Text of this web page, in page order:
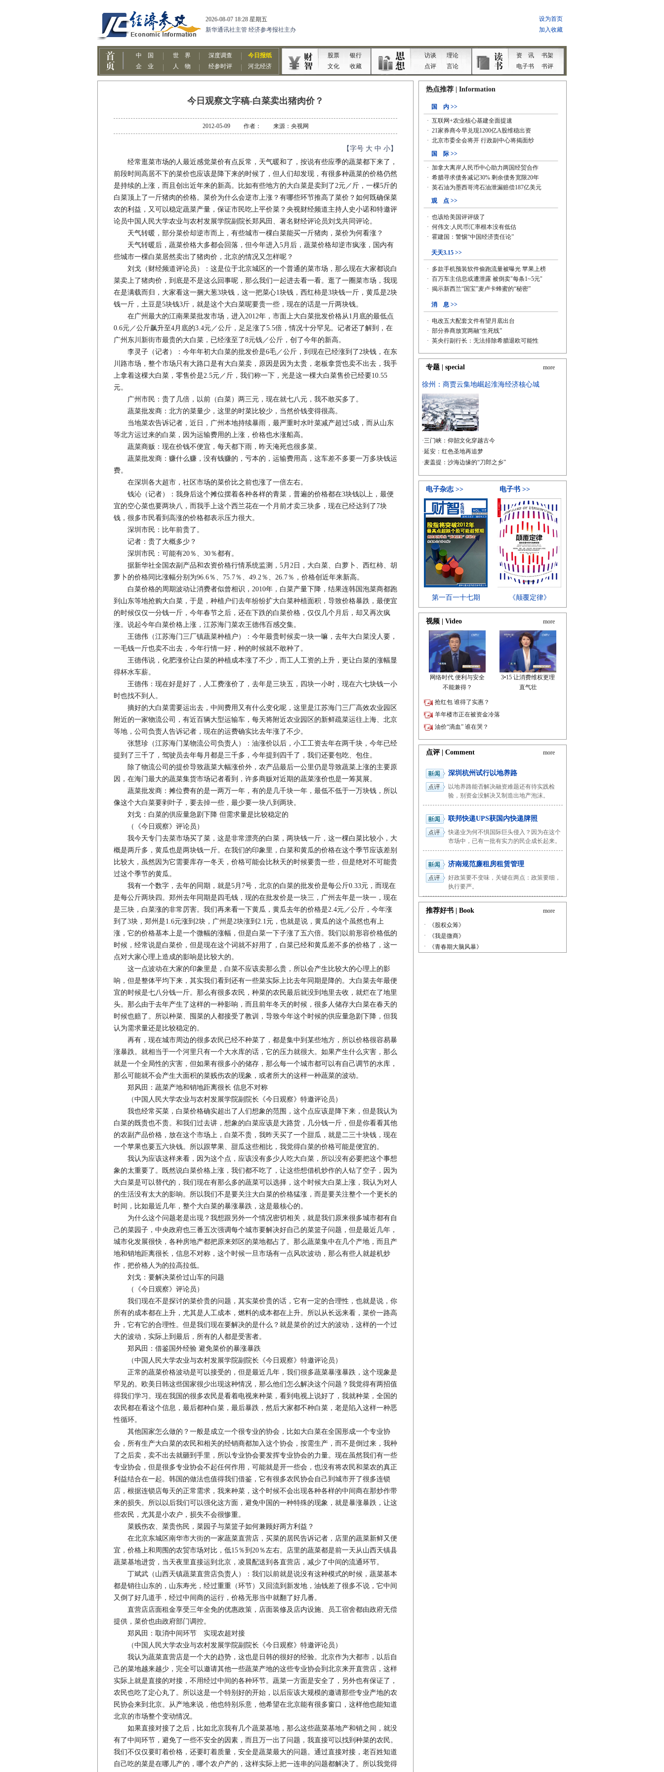
今日观察文字稿-白菜卖出猪肉价？
2012-05-09 作者： 来源：央视网
【字号 大 中 小】
经常逛菜市场的人最近感觉菜价有点反常，天气暖和了，按说有些应季的蔬菜都下来了，
前段时间高居不下的菜价也应该是降下来的时候了，但人们却发现，有很多种蔬菜的价格仍然
是持续的上涨，而且创出近年来的新高。比如有些地方的大白菜是卖到了2元／斤，一棵5斤的
白菜顶上了一斤猪肉的价格。菜价为什么会逆市上涨？有哪些环节推高了菜价？如何既确保菜
农的利益，又可以稳定蔬菜产量，保证市民吃上平价菜？央视财经频道主持人史小诺和特邀评
论员中国人民大学农业与农村发展学院副院长郑风田、著名财经评论员刘戈共同评论。
天气转暖，部分菜价却逆市而上，有些城市一棵白菜能买一斤猪肉，菜价为何看涨？
天气转暖后，蔬菜价格大多都会回落，但今年进入5月后，蔬菜价格却逆市疯涨，国内有
些城市一棵白菜居然卖出了猪肉价，北京的情况又怎样呢？
刘戈（财经频道评论员）：这是位于北京城区的一个普通的菜市场，那么现在大家都说白
菜卖上了猪肉价，到底是不是这么回事呢，那么我们一起进去看一看。逛了一圈菜市场，我现
在是满载而归，大家看这一捆大葱3块钱，这一把菜心1块钱，西红柿是3块钱一斤，黄瓜是2块
钱一斤，土豆是5块钱3斤，就是这个大白菜呢要贵一些，现在的话是一斤两块钱。
在广州最大的江南果菜批发市场，进入2012年，市面上大白菜批发价格从1月底的最低点
0.6元／公斤飙升至4月底的3.4元／公斤，足足涨了5.5倍，情况十分罕见。记者还了解到，在
广州东川新街市最贵的大白菜，已经涨至了8元钱／公斤，创了今年的新高。
李灵子（记者）：今年年初大白菜的批发价是6毛／公斤，到现在已经涨到了2块钱，在东
川路市场，整个市场只有大路口是有大白菜卖，原因是因为太贵，老板拿货也卖不出去，我手
上拿着这棵大白菜，零售价是2.5元／斤，我们称一下，光是这一棵大白菜售价已经要10.55
元。
广州市民：贵了几倍，以前（白菜）两三元，现在就七八元，我不敢买多了。
蔬菜批发商：北方的菜量少，这里的时菜比较少，当然价钱变得很高。
当地菜农告诉记者，近日，广州本地持续暴雨，最严重时水叶菜减产超过5成，而从山东
等北方运过来的白菜，因为运输费用的上涨，价格也水涨船高。
蔬菜商贩：现在价钱不便宜，每天都下雨，昨天淹死也很多菜。
蔬菜批发商：赚什么赚，没有钱赚的，亏本的，运输费用高，这车差不多要一万多块钱运
费。
在深圳各大超市，社区市场的菜价比之前也涨了一倍左右。
钱沁（记者）：我身后这个摊位摆着各种各样的青菜，普遍的价格都在3块钱以上，最便
宜的空心菜也要两块八，而我手上这个西兰花在一个月前才卖三块多，现在已经达到了7块
钱，很多市民看到高涨的价格都表示压力很大。
深圳市民：比年前贵了。
记者：贵了大概多少？
深圳市民：可能有20％、30％都有。
据新华社全国农副产品和农资价格行情系统监测，5月2日，大白菜、白萝卜、西红柿、胡
萝卜的价格同比涨幅分别为96.6％、75.7％、49.2％、26.7％，价格创近年来新高。
白菜价格的周期波动让消费者似曾相识，2010年，白菜产量下降，结果连韩国泡菜商都跑
到山东等地抢购大白菜，于是，种植户们去年纷纷扩大白菜种植面积，导致价格暴跌，最便宜
的时候仅仅一分钱一斤，今年春节之后，还在下跌的白菜价格，仅仅几个月后，却又再次疯
涨。说起今年白菜价格上涨，江苏海门菜农王德伟百感交集。
王德伟（江苏海门三厂镇蔬菜种植户）：今年最贵时候卖一块一嘛，去年大白菜没人要，
一毛钱一斤也卖不出去，今年行情一好，种的时候就不敢种了。
王德伟说，化肥涨价让白菜的种植成本涨了不少，而工人工资的上升，更让白菜的涨幅显
得杯水车薪。
王德伟：现在好是好了，人工费涨价了，去年是三块五，四块一小时，现在六七块钱一小
时也找不到人。
摘好的大白菜需要运出去，中间费用又有什么变化呢，这里是江苏海门三厂高效农业园区
附近的一家物流公司，有近百辆大型运输车，每天将附近农业园区的新鲜疏菜运往上海、北京
等地，公司负责人告诉记者，现在的运费确实比去年涨了不少。
张慧珍（江苏海门某物流公司负责人）：油涨价以后，小工工资去年在两千块，今年已经
提到了三千了，驾驶员去年每月都是三千多，今年提到四千了，我们还要包吃、包住。
除了物流公司的提价导致蔬菜大幅涨价外，农产品最后一公里仍是导致蔬菜上涨的主要原
因，在海门最大的蔬菜集货市场记者看到，许多商贩对近期的蔬菜涨价也是一筹莫展。
蔬菜批发商：摊位费有的是一两万一年，有的是几千块一年，最低不低于一万块钱，所以
像这个大白菜要剥叶子，要去掉一些，最少要一块八到两块。
刘戈：白菜的供应量急剧下降 但需求量是比较稳定的
（《今日观察》评论员）
我今天专门去菜市场买了菜，这是非常漂亮的白菜，两块钱一斤，这一棵白菜比较小，大
概是两斤多，黄瓜也是两块钱一斤。在我们的印象里，白菜和黄瓜的价格在这个季节应该差别
比较大，虽然因为它需要库存一冬天，价格可能会比秋天的时候要贵一些，但是绝对不可能贵
过这个季节的黄瓜。
我有一个数字，去年的同期，就是5月7号，北京的白菜的批发价是每公斤0.33元，而现在
是每公斤两块四。郑州去年同期是四毛钱，现的在批发价是一块三，广州去年是一块一，现在
是三块，白菜涨的非常厉害。我们再来看一下黄瓜，黄瓜去年的价格是2.4元／公斤，今年涨
到了3块，郑州是1.6元涨到2块，广州是2块涨到2.1元，也就是说，黄瓜的这个虽然也有上
涨，它的价格基本上是一个微幅的涨幅，但是白菜一下子涨了五六倍。我们以前形容价格低的
时候，经常说是白菜价，但是现在这个词就不好用了，白菜已经和黄瓜差不多的价格了，这一
点对大家心理上造成的影响是比较大的。
这一点波动在大家的印象里是，白菜不应该卖那么贵，所以会产生比较大的心理上的影
响，但是整体平均下来，其实我们看到还有一些菜实际上比去年同期是降的。大白菜去年最便
宜的时候是七八分钱一斤。那么有很多农民，种菜的农民最后就没到地里去收，就烂在了地里
头。那么由于去年产生了这样的一种影响，而且前年冬天的时候，很多人储存大白菜在春天的
时候也赔了。所以种菜、囤菜的人都接受了教训，导致今年这个时候的供应量急剧下降，但我
认为需求量还是比较稳定的。
再有，现在城市周边的很多农民已经不种菜了，都是集中到某些地方，所以价格很容易暴
涨暴跌。就相当于一个河里只有一个大水库的话，它的压力就很大。如果产生什么灾害，那么
就是一个全局性的灾害，但如果有很多小的储存，那么每一个城市都可以有自己调节的水库，
那么可能就不会产生大面积的菜贱伤农的现象，或者所大的这样一种蔬菜的波动。
郑风田：蔬菜产地和销地距离很长 信息不对称
（中国人民大学农业与农村发展学院副院长《今日观察》特邀评论员）
我也经常买菜，白菜价格确实超出了人们想象的范围，这个点应该是降下来，但是我认为
白菜的既贵也不贵。和我们过去讲，想象的白菜应该是大路货，几分钱一斤，但是你看看其他
的农副产品价格，放在这个市场上，白菜不贵，我昨天买了一个甜瓜，就是二三十块钱，现在
一个苹果也要五六块钱。所以跟苹果、甜瓜这些相比，我觉得白菜的价格可能是便宜的。
我认为应该这样来看，因为这个点，应该没有多少人吃大白菜，所以没有必要把这个事想
象的太重要了。既然说白菜价格上涨，我们都不吃了，让这些想借机炒作的人钻了空子，因为
大白菜是可以替代的，我们现在有那么多的蔬菜可以选择，这个时候大白菜上涨，我认为对人
的生活没有太大的影响。所以我们不是要关注大白菜的价格猛涨，而是要关注整个一个更长的
时间，比如最近几年，整个大白菜的暴涨暴跌，这是最核心的。
为什么这个问题老是出现？我想跟另外一个情况密切相关，就是我们原来很多城市都有自
己的菜园子，中央政府也三番五次强调每个城市要解决好自己的菜篮子问题，但是最近几年，
城市化发展很快，各种房地产都把原来郊区的菜地都占了。那么蔬菜集中在几个产地，而且产
地和销地距离很长，信息不对称，这个时候一旦市场有一点风吹波动，那么有些人就趁机炒
作，把价格人为的拉高拉低。
刘戈：要解决菜价过山车的问题
（《今日观察》评论员）
我们现在不是探讨的菜价贵的问题，其实菜价贵的话，它有一定的合理性，也就是说，你
所有的成本都在上升，尤其是人工成本，燃料的成本都在上升。所以从长远来看，菜价一路高
升，它有它的合理性。但是我们现在要解决的是什么？就是菜价的过大的波动，这样的一个过
大的波动，实际上到最后，所有的人都是受害者。
郑风田：借鉴国外经验 避免菜价的暴涨暴跌
（中国人民大学农业与农村发展学院副院长《今日观察》特邀评论员）
正常的蔬菜价格波动是可以接受的，但是最近几年，我们很多蔬菜暴涨暴跌，这个现象是
罕见的。欧美日韩这些国家很少出现这种情况，那么他们怎么解决这个问题？我觉得有两招值
得我们学习。现在我国的很多农民是看着电视来种菜，看到电视上说好了，我就种菜，全国的
农民都在看这个信息，最后都种白菜，最后暴跌，然后大家都不种白菜，老是陷入这样一种恶
性循环。
其他国家怎么做的？一般是成立一个很专业的协会，比如大白菜在全国形成一个专业协
会，所有生产大白菜的农民和相关的经销商都加入这个协会，按需生产，而不是倒过来，我种
了之后卖，卖不出去就砸到手里，所以专业协会要发挥专业协会的力量。现在虽然我们有一些
专业协会，但是很多专业协会不起任何作用，可能就是开一些会，也没有将农民和菜农的真正
利益结合在一起。韩国的做法也值得我们借鉴，它有很多农民协会自己到城市开了很多连锁
店，根据连锁店每天的正常需求，我来种菜，这个时候不会出现各种各样的中间商在那炒作带
来的损失。所以以后我们可以强化这方面，避免中国的一种特殊的现象，就是暴涨暴跌，让这
些农民，尤其是小农户，损失不会很惨重。
菜贱伤农、菜贵伤民，菜园子与菜篮子如何兼顾好两方利益？
在北京东城区南华市大街的一家蔬菜直营店，买菜的居民告诉记者，店里的蔬菜新鲜又便
宜，价格上和周围的农贸市场对比，低15％到20％左右。店里的蔬菜都是前一天从山西天镇县
蔬菜基地进货，当天夜里直接运到北京，凌晨配送到各直营店，减少了中间的流通环节。
丁斌武（山西天镇蔬菜直营店负责人）：我们以前就是说没有这种模式的时候，蔬菜基本
都是销往山东的，山东寿光，经过重重（环节）又回流到新发地，油钱差了很多不说，它中间
又倒了好几道手，经过中间商的运行，价格无形当中就翻了好几番。
直营店店面租金享受三年全免的优惠政策，店面装修及店内设施、员工宿舍都由政府无偿
提供，菜价也由政府部门调控。
郑风田：取消中间环节 实现农超对接
（中国人民大学农业与农村发展学院副院长《今日观察》特邀评论员）
我认为蔬菜直营店是一个大的趋势，这也是日韩的很好的经验。北京作为大都市，以后自
己的菜地越来越少，完全可以邀请其他一些蔬菜产地的这些专业协会到北京来开直营店，这样
实际上就是直接的对接，不用经过中间的各种环节。蔬菜一方面是安全了，另外也有保证了，
农民也吃了定心丸了。所以这是一个特别好的开始，以后应该大规模的邀请那些专业产地的农
民协会来到北京。从产地来说，他也特别乐意，他希望在北京能有很多窗口，这样他也能知道
北京的市场整个变动情况。
如果直接对接了之后，比如北京我有几个蔬菜基地，那么这些蔬菜基地产和销之间，就没
有了中间环节，避免了一些不安全的因素，而且万一出了问题，我直接可以找到种菜的农民。
我们不仅仅要盯着价格，还要盯着质量，安全是蔬菜最大的问题。通过直接对接，老百姓知道
自己吃的菜是在哪儿产的，哪个农户产的，这样实际上把一连串的问题都解决了。所以我觉得